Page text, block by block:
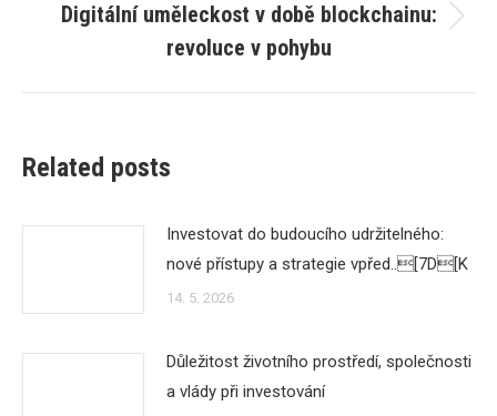
post:
Digitální uměleckost v době blockchainu:
revoluce v pohybu
Related posts
Investovat do budoucího udržitelného:
nové přístupy a strategie vpřed..[7D[K
14. 5. 2026
Důležitost životního prostředí, společnosti
a vlády při investování